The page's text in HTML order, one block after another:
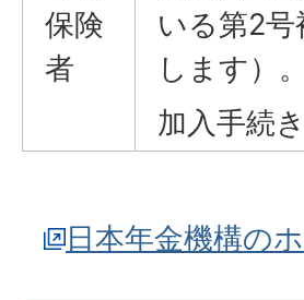
保険
者
いる第2
します）。
加入手続
日本年金機構の